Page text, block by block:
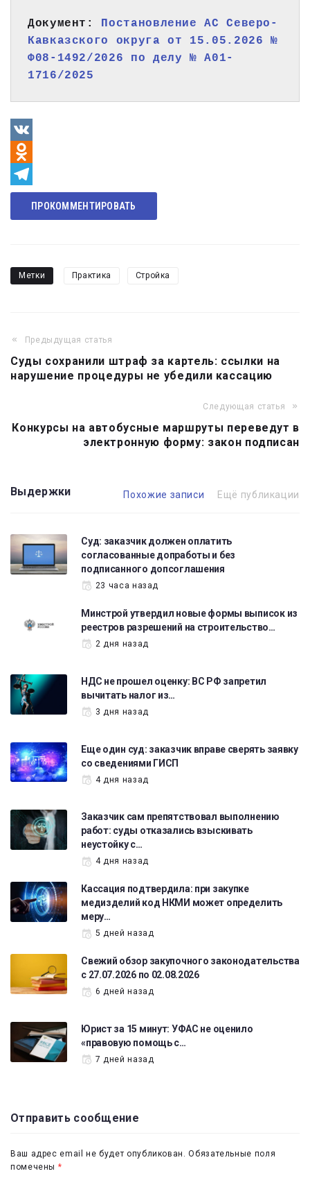
Документ: Постановление АС Северо-
Кавказского округа от 15.05.2026 №
Ф08-1492/2026 по делу № А01-
1716/2025
VK
Odnoklassniki
Telegram
ПРОКОММЕНТИРОВАТЬ
Метки Практика Стройка
Навигация
по
записям
Предыдущая статья
Суды сохранили штраф за картель: ссылки на
нарушение процедуры не убедили кассацию
Следующая статья
Конкурсы на автобусные маршруты переведут в
электронную форму: закон подписан
Выдержки Похожие записи Ещё публикации
Суд: заказчик должен оплатить
согласованные допработы и без
подписанного допсоглашения
23 часа назад
Минстрой утвердил новые формы выписок из
реестров разрешений на строительство…
2 дня назад
НДС не прошел оценку: ВС РФ запретил
вычитать налог из…
3 дня назад
Еще один суд: заказчик вправе сверять заявку
со сведениями ГИСП
4 дня назад
Заказчик сам препятствовал выполнению
работ: суды отказались взыскивать
неустойку с…
4 дня назад
Кассация подтвердила: при закупке
медизделий код НКМИ может определить
меру…
5 дней назад
Свежий обзор закупочного законодательства
с 27.07.2026 по 02.08.2026
6 дней назад
Юрист за 15 минут: УФАС не оценило
«правовую помощь с…
7 дней назад
Отправить сообщение
Ваш адрес email не будет опубликован.
Обязательные поля
помечены *